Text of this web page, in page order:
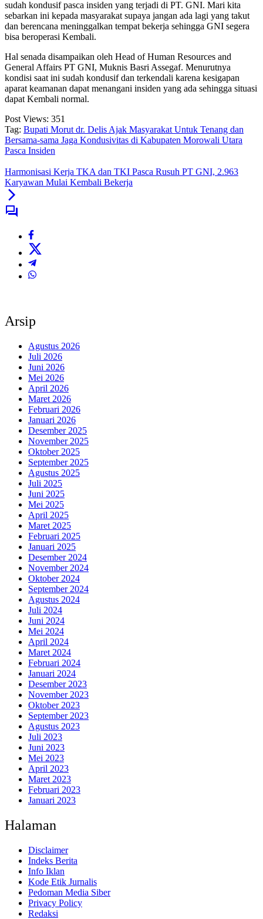
sudah kondusif pasca insiden yang terjadi di PT. GNI. Mari kita
sebarkan ini kepada masyarakat supaya jangan ada lagi yang takut
dan berencana meninggalkan tempat bekerja sehingga GNI segera
bisa beroperasi Kembali.
Hal senada disampaikan oleh Head of Human Resources and
General Affairs PT GNI, Muknis Basri Assegaf. Menurutnya
kondisi saat ini sudah kondusif dan terkendali karena kesigapan
aparat keamanan dapat menangani insiden yang ada sehingga situasi
dapat Kembali normal.
Post Views: 351
Tag: Bupati Morut dr. Delis Ajak Masyarakat Untuk Tenang dan
Bersama-sama Jaga Kondusivitas di Kabupaten Morowali Utara
Pasca Insiden
Harmonisasi Kerja TKA dan TKI Pasca Rusuh PT GNI, 2.963
Karyawan Mulai Kembali Bekerja
Arsip
Agustus 2026
Juli 2026
Juni 2026
Mei 2026
April 2026
Maret 2026
Februari 2026
Januari 2026
Desember 2025
November 2025
Oktober 2025
September 2025
Agustus 2025
Juli 2025
Juni 2025
Mei 2025
April 2025
Maret 2025
Februari 2025
Januari 2025
Desember 2024
November 2024
Oktober 2024
September 2024
Agustus 2024
Juli 2024
Juni 2024
Mei 2024
April 2024
Maret 2024
Februari 2024
Januari 2024
Desember 2023
November 2023
Oktober 2023
September 2023
Agustus 2023
Juli 2023
Juni 2023
Mei 2023
April 2023
Maret 2023
Februari 2023
Januari 2023
Halaman
Disclaimer
Indeks Berita
Info Iklan
Kode Etik Jurnalis
Pedoman Media Siber
Privacy Policy
Redaksi